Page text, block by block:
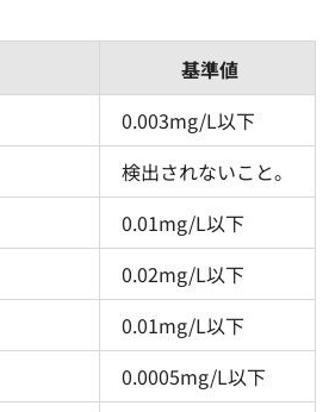
基準値
0.003mg/L以下
検出されないこと。
0.01mg/L以下
0.02mg/L以下
0.01mg/L以下
0.0005mg/L以下